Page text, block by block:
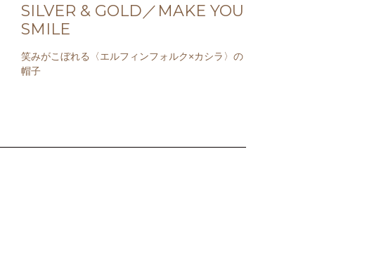
SILVER & GOLD／MAKE YOU
SMILE
笑みがこぼれる〈エルフィンフォルク×カシラ〉の
帽子